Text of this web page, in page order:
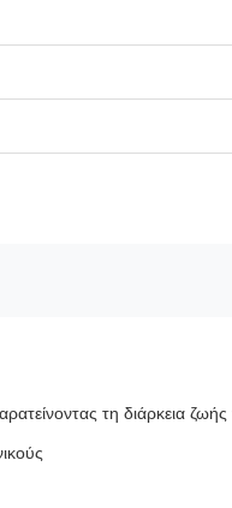
τη διάρκεια ζωής